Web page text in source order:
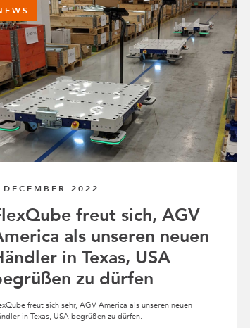
2022
freut sich, AGV
als unseren neuen
in Texas, USA
zu dürfen
freut sich sehr, AGV America als unseren neuen
in Texas, USA begrüßen zu dürfen.